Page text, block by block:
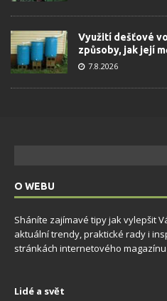
Využití dešťové
způsoby, jak její
7.8.2026
O WEBU
Sháníte zajímavé tipy jak vylepšit
aktuální trendy, praktické rady i
stránkách internetového magazínu
Lidé a svět